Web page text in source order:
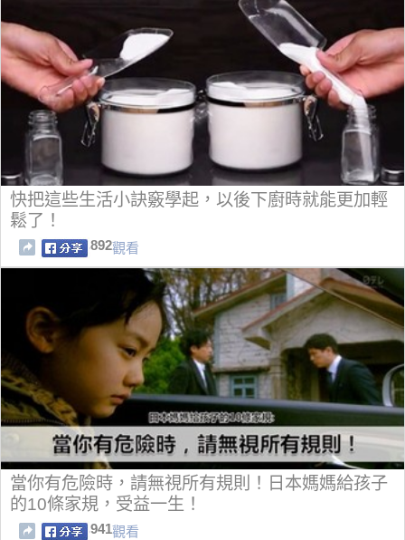
快把這些生活小訣竅學起，以後下廚時就能更加輕
鬆了！
892觀看
當你有危險時，請無視所有規則！日本媽媽給孩子
的10條家規，受益一生！
941觀看